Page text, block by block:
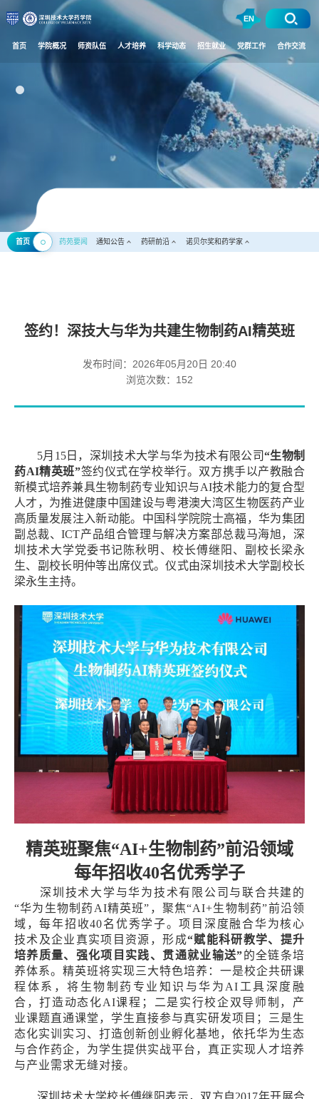
首页 学院概况 师资队伍 人才培养 科学动态 招生就业 党群工作 合作交流
EN
首页 药苑要闻 通知公告 药研前沿 诺贝尔奖和药学家
签约！深技大与华为共建生物制药AI精英班
发布时间：2026年05月20日 20:40
浏览次数： 152
5月 15日，深圳技术大学与华为技术有限公司“生物制
药AI精英班”签约仪式在学校举行。双方携手以产教融合
新模式培养兼具生物制药专业知识与AI技术能力的复合型
人才，为推进健康中国建设与粤港澳大湾区生物医药产业
高质量发展注入新动能。中国科学院院士高福，华为集团
副总裁、ICT产品组合管理与解决方案部总裁马海旭，深
圳技术大学党委书记陈秋明、校长傅继阳、副校长梁永
生、副校长明仲等出席仪式。仪式由深圳技术大学副校长
梁永生主持。
精英班聚焦“AI+生物制药”前沿领域
每年招收40名优秀学子
深圳技术大学与华为技术有限公司与联合共建的
“华为生物制药 AI精英班” ，聚焦“AI+生物制药”前沿领
域，每年招收40名优秀学子。项目深度融合华为核心
技术及企业真实项目资源，形成“赋能科研教学、提升
培养质量、强化项目实践、贯通就业输送”的全链条培
养体系。精英班将实现三大特色培养： 一是校企共研课
程体系，将生物制药专业知识与华为 AI 工具深度融
合，打造动态化AI课程；二是实行校企双导师制，产
业课题直通课堂，学生直接参与真实研发项目；三是生
态化实训实习、打造创新创业孵化基地，依托华为生态
与合作药企，为学生提供实战平台，真正实现人才培养
与产业需求无缝对接。
深圳技术大学校长傅继阳表示，双方自2017年开展合